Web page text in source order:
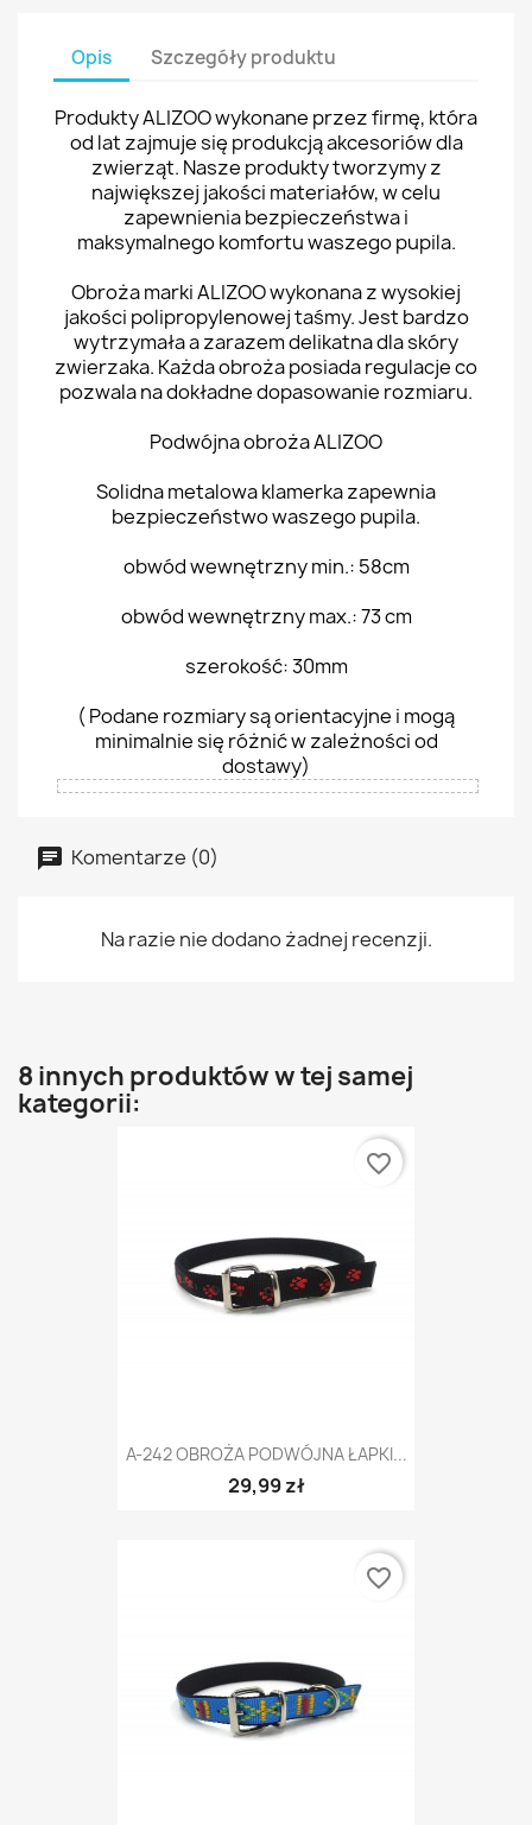
Opis Szczegóły produktu
Produkty ALIZOO wykonane przez firmę, która
od lat zajmuje się produkcją akcesoriów dla
zwierząt. Nasze produkty tworzymy z
największej jakości materiałów, w celu
zapewnienia bezpieczeństwa i
maksymalnego komfortu waszego pupila.
Obroża marki ALIZOO wykonana z wysokiej
jakości polipropylenowej taśmy. Jest bardzo
wytrzymała a zarazem delikatna dla skóry
zwierzaka. Każda obroża posiada regulacje co
pozwala na dokładne dopasowanie rozmiaru.
Podwójna obroża ALIZOO
Solidna metalowa klamerka zapewnia
bezpieczeństwo waszego pupila.
obwód wewnętrzny min.: 58cm
obwód wewnętrzny max.: 73 cm
szerokość: 30mm
( Podane rozmiary są orientacyjne i mogą
minimalnie się różnić w zależności od
dostawy)
Komentarze (0)
Na razie nie dodano żadnej recenzji.
8 innych produktów w tej samej
kategorii:
A-242 OBROŻA PODWÓJNA ŁAPKI...
29,99 zł
favorite_border
favorite_border